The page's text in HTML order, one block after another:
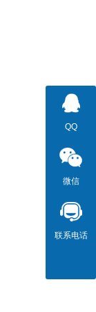
QQ
微信
联系电话